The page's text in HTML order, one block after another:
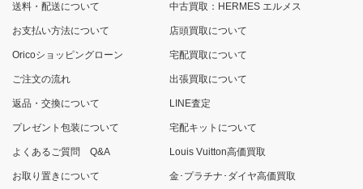
送料・配送について
お支払い方法について
Oricoショッピングローン
ご注文の流れ
返品・交換について
プレゼント包装について
よくあるご質問 Q&A
お取り置きについて
中古買取：HERMES エルメス
店頭買取について
宅配買取について
出張買取について
LINE査定
宅配キットについて
Louis Vuitton高価買取
金･プラチナ･ダイヤ高価買取